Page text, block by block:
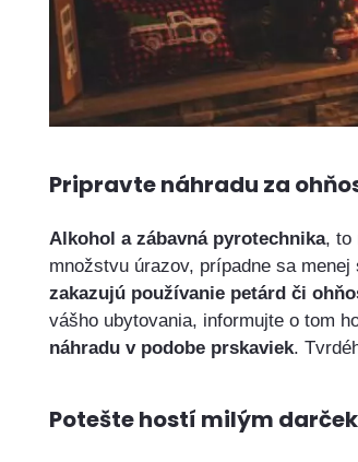
Pripravte náhradu za
Alkohol a zábavná pyrotechnika, to
množstvu úrazov, prípadne sa
zakazujú používanie petárd či
vášho ubytovania, informujte o tom
náhradu v podobe prskaviek.
Potešte hostí milým